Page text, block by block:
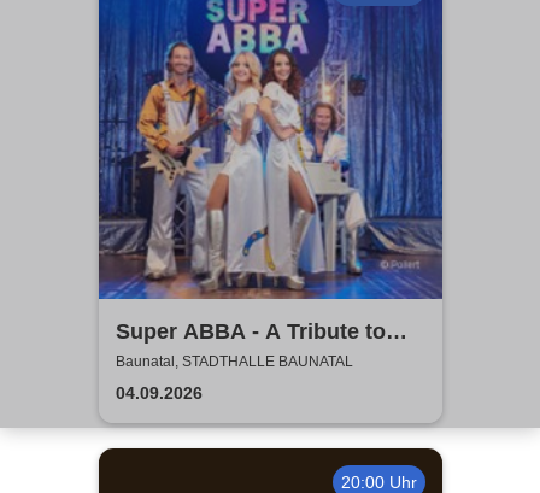
Super ABBA - A Tribute to
ABBA
Baunatal, STADTHALLE BAUNATAL
04.09.2026
20:00 Uhr